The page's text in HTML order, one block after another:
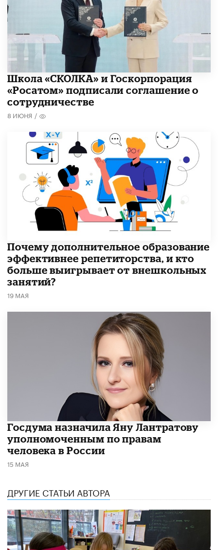
Школа «СКОЛКА» и Госкорпорация
«Росатом» подписали соглашение о
сотрудничестве
8 ИЮНЯ /
​Почему дополнительное образование
эффективнее репетиторства, и кто
больше выигрывает от внешкольных
занятий?
19 МАЯ
Госдума назначила Яну Лантратову
уполномоченным по правам
человека в России
15 МАЯ
ДРУГИЕ СТАТЬИ АВТОРА